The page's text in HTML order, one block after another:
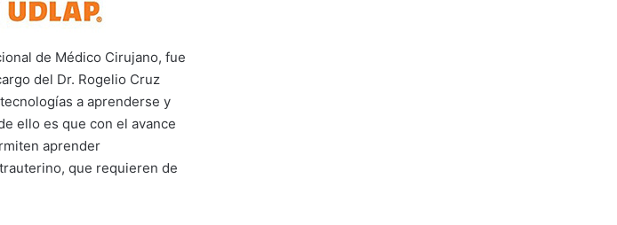
de Médico Cirujano, fue
del Dr. Rogelio Cruz
a aprenderse y
ello es que con el avance
aprender
que requieren de